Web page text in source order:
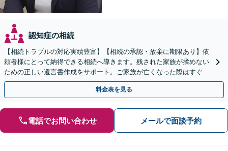
認知症の相続
【相続トラブルの対応実績豊富】【相続の承認・放棄に期限あり】依
頼者様にとって納得できる相続へ導きます。残された家族が揉めない
ための正しい遺言書作成をサポート。ご家族が亡くなった際はすぐに
弁護士に相談を！【安心の費用設計】【岡山駅徒歩10分】
料金表を見る
電話でお問い合わせ メールで面談予約